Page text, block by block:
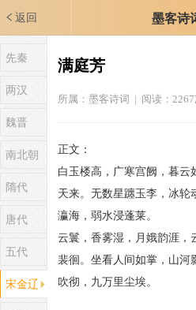
返回 墨客诗
先秦
两汉
魏晋
南北朝
隋代
唐代
五代
宋金辽
满庭芳
所属： 墨客诗词 | 阅读：2267
正文：
白玉楼高，广寒宫阙，暮云
天来。无数星躔玉李，冰轮
瀛海，弱水浸蓬莱。
云鬟，香雾湿，月娥韵涯，
裴徊。坐看人间如掌，山河
吹彻，九万里尘埃。